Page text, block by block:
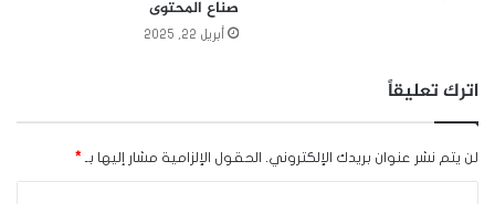
صناع المحتوى
أبريل 22, 2025
اترك تعليقاً
لن يتم نشر عنوان بريدك الإلكتروني. الحقول الإلزامية مشار إليها بـ *